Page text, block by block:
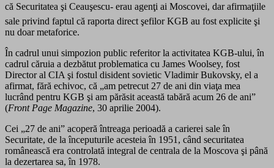
că Securitatea şi Ceauşescu- erau agenţi ai Moscovei, dar afirmaţiile
sale privind faptul că raporta direct şefilor KGB au fost explicite şi
nu doar metaforice.
În cadrul unui simpozion public referitor la activitatea KGB-ului, în
cadrul căruia a dezbătut problematica cu James Woolsey, fost
Director al CIA şi fostul disident sovietic Vladimir Bukovsky, el a
afirmat, fără echivoc, că „am petrecut 27 de ani din viaţa mea
lucrând pentru KGB şi am părăsit această tabără acum 26 de ani”
(Front Page Magazine, 30 aprilie 2004).
Cei „27 de ani” acoperă întreaga perioadă a carierei sale în
Securitate, de la începuturile acesteia în 1951, când securitatea
românească era controlată integral de centrala de la Moscova şi până
la dezertarea sa, în 1978.